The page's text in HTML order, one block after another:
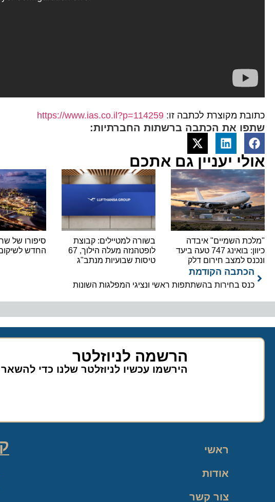
כתובת מקוצרת לכתבה זו: https://www.ias.co.il?p=114259
שתפו את הכתבה ברשתות החברתיות:
אולי יעניין גם אתכם
"מלכת השמיים" איבדה
כיוון: בואינג 747 טעה ביעד
ונכנס למצב חירום דלק
בשורה למטיילים: קבוצת
לופטהנזה מעלה הילוך, 67
טיסות שבועיות מנתב"ג
סיפורו של
החדש
הכתבה הקודמת
כנס בחירות בהשתתפות ראשי ונציגי המפלגות השונות
הרשמה לניוזלטר
הירשמו עכשיו לניוזלטר שלנו כדי
ראשי
אודות
צור קשר